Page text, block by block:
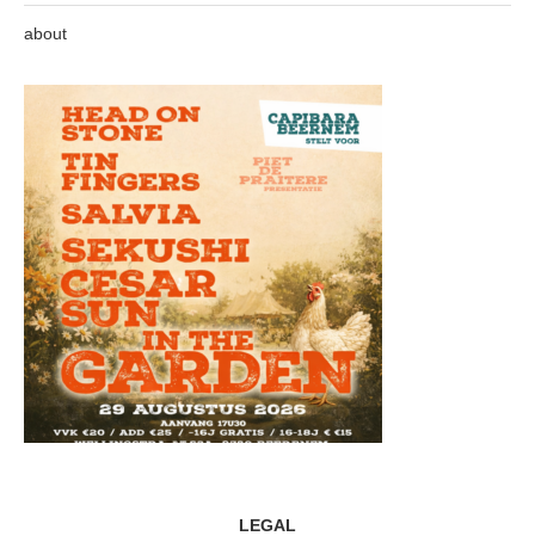
about
LEGAL